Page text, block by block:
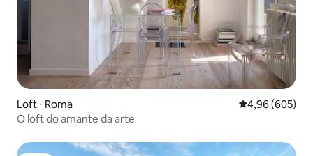
Loft ⋅ Roma 4,96 de uma
4,96 (605)
O loft do amante da arte